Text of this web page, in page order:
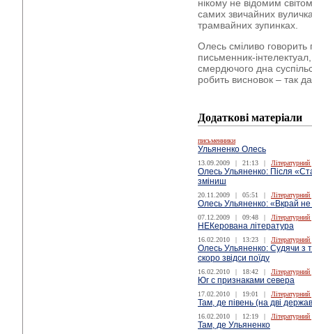
нікому не відомим
самих звичайних
трамвайних зупинках.
Олесь сміливо говорить
письменник-
смердючого дна
робить висновок – так
Додаткові матеріали
письменники
Ульяненко Олесь
13.09.2009 | 21:13 |
Олесь Ульяненко: Після
зміниш
20.11.2009 | 05:51 |
Олесь Ульяненко: «Вкрай
07.12.2009 | 09:48 |
НЕКерована література
16.02.2010 | 13:23 |
Олесь Ульяненко: Судячи з
скоро звідси поїду
16.02.2010 | 18:42 |
Юг с признаками севера
17.02.2010 | 19:01 |
Там, де півень (на дві
16.02.2010 | 12:19 |
Там, де Ульяненко